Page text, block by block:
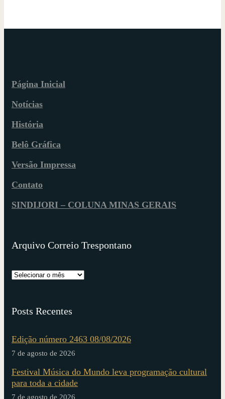
Página Inicial
Notícias
História
Belô Gráfica
Versão Impressa
Contato
SINDIJORI – COLUNA MINAS GERAIS
Arquivo Correio Trespontano
Posts Recentes
Edição número 2463 08/08/2026
7 de agosto de 2026
Festival Música do Mundo leva programação cultural
para toda a cidade
7 de agosto de 2026